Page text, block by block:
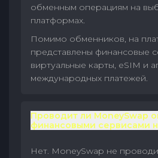
обменным операциям на
платформах.
Помимо обменников, на
представлены финансовые
виртуальные карты, eSIM и
международных платежей.
Проводит ли MoneySwap
финансовыми сервисами
Нет. MoneySwap не